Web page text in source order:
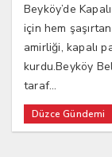
Beyköy’de
için hem
amirliği, kapalı
kurdu.Beyköy
taraf...
Düzce Gündemi